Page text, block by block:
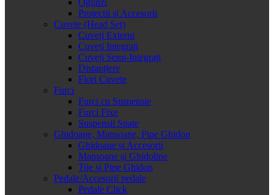
Protectii si Accesorii
Cuvete (Head Set)
Cuveți Externi
Cuveți Integrați
Cuveți Semi-Integrați
Distanțiere
Flori Cuvete
Furci
Furci cu Suspensie
Furci Fixe
Suspensii Spate
Ghidoane, Mansoane, Pipe Ghidon
Ghidoane și Accesorii
Mansoane și Ghidoline
Tije și Pipe Ghidon
Pedale/Accesorii pedale
Pedale Click